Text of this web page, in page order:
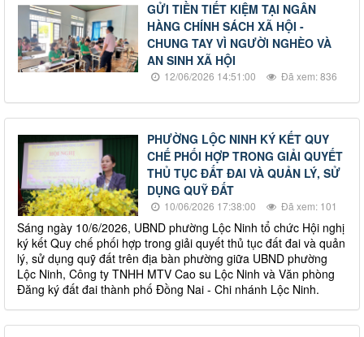
GỬI TIỀN TIẾT KIỆM TẠI NGÂN
HÀNG CHÍNH SÁCH XÃ HỘI -
CHUNG TAY VÌ NGƯỜI NGHÈO VÀ
AN SINH XÃ HỘI
12/06/2026 14:51:00 Đã xem: 836
PHƯỜNG LỘC NINH KÝ KẾT QUY
CHẾ PHỐI HỢP TRONG GIẢI QUYẾT
THỦ TỤC ĐẤT ĐAI VÀ QUẢN LÝ, SỬ
DỤNG QUỸ ĐẤT
10/06/2026 17:38:00 Đã xem: 101
Sáng ngày 10/6/2026, UBND phường Lộc Ninh tổ chức Hội nghị
ký kết Quy chế phối hợp trong giải quyết thủ tục đất đai và quản
lý, sử dụng quỹ đất trên địa bàn phường giữa UBND phường
Lộc Ninh, Công ty TNHH MTV Cao su Lộc Ninh và Văn phòng
Đăng ký đất đai thành phố Đồng Nai - Chi nhánh Lộc Ninh.